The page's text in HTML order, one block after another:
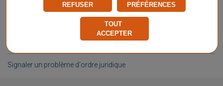
RUPTURE DE STOCK
Signaler un problème d'ordre juridique
REFUSER
PRÉFÉRENCES
TOUT
ACCEPTER